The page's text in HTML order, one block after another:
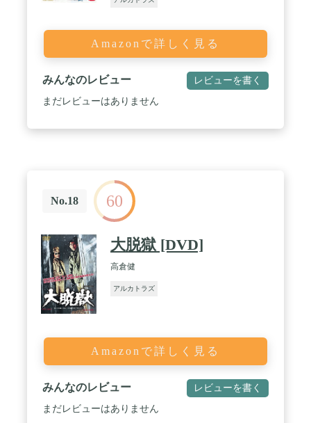
Amazonで詳しく見る
みんなのレビュー レビューを書く
まだレビューはありません
No.18 60
大脱獄 [DVD]
高倉健
アルカトラズ
Amazonで詳しく見る
みんなのレビュー レビューを書く
まだレビューはありません